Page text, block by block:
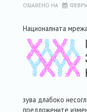
ОБЈАВЕНО НА
Националната мреж
зува длабоко
предложените